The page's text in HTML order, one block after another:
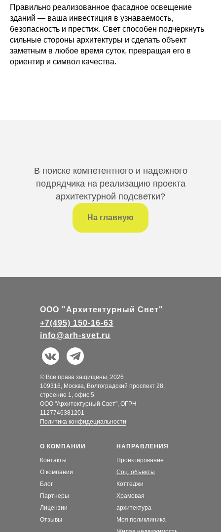
Правильно реализованное фасадное освещение
зданий — ваша инвестиция в узнаваемость,
безопасность и престиж. Свет способен подчеркнуть
сильные стороны архитектуры и сделать объект
заметным в любое время суток, превращая его в
ориентир и символ качества.
В поиске компетентного и надежного
подрядчика на реализацию проекта
архитектурной подсветки?
На главную
НАПРАВЛЕНИЯ
Проектирование
Соц. объекты
Коттеджи
Храмовая
архитектура
Моя поликлиника
О КОМПАНИИ
© Все права защищены, 2026
109316, Москва, Волгоградский проспект 28,
строение 1, офис 5
ООО "Архитектурный Свет", ОГРН
1127746381201
Политика конфидециальности
Контакты
О компании
Блог
Партнеры
Лицензии
Отзывы
+7(495) 150-16-63
info@arh-svet.ru
ООО "Архитектурный Свет"